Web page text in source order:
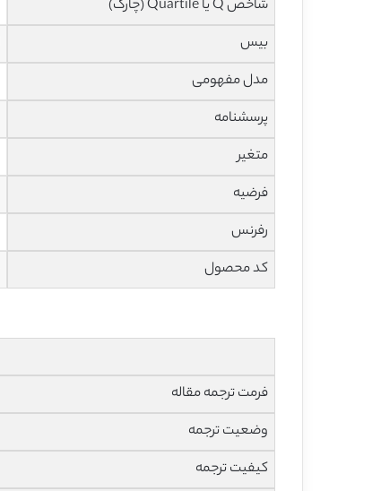
شاخص Q یا Quartile (چارک)
بیس
مدل مفهومی
پرسشنامه
متغیر
فرضیه
رفرنس
کد محصول
فرمت ترجمه مقاله
وضعیت ترجمه
کیفیت ترجمه